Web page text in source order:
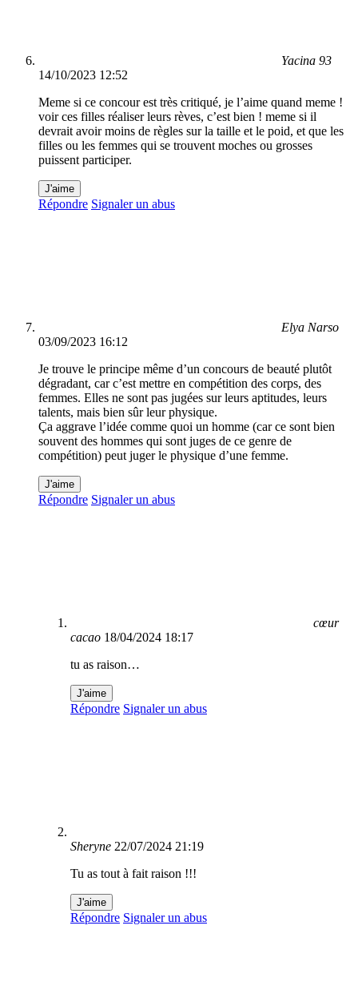
Yacina 93
14/10/2023 12:52
Meme si ce concour est très critiqué, je l’aime quand meme !
voir ces filles réaliser leurs rèves, c’est bien ! meme si il
devrait avoir moins de règles sur la taille et le poid, et que les
filles ou les femmes qui se trouvent moches ou grosses
puissent participer.
J'aime
Répondre Signaler un abus
Elya Narso
03/09/2023 16:12
Je trouve le principe même d’un concours de beauté plutôt
dégradant, car c’est mettre en compétition des corps, des
femmes. Elles ne sont pas jugées sur leurs aptitudes, leurs
talents, mais bien sûr leur physique.
Ça aggrave l’idée comme quoi un homme (car ce sont bien
souvent des hommes qui sont juges de ce genre de
compétition) peut juger le physique d’une femme.
J'aime
Répondre Signaler un abus
cœur
cacao 18/04/2024 18:17
tu as raison…
J'aime
Répondre Signaler un abus
Sheryne 22/07/2024 21:19
Tu as tout à fait raison !!!
J'aime
Répondre Signaler un abus